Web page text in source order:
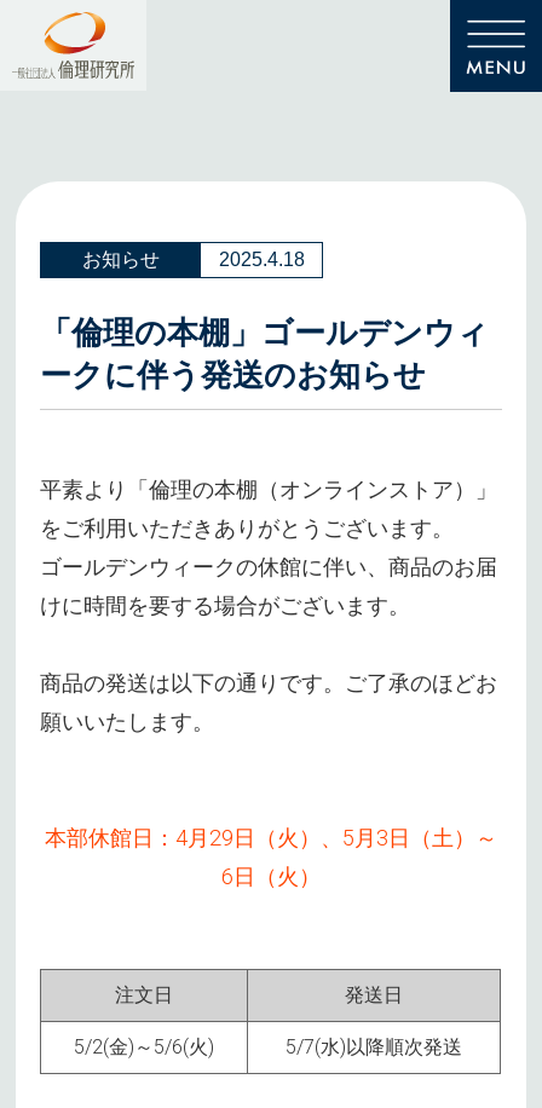
お知らせ 2025.4.18
「倫理の本棚」ゴールデンウィ
ークに伴う発送のお知らせ
平素より「倫理の本棚（オンラインストア）」
をご利用いただきありがとうございます。
ゴールデンウィークの休館に伴い、商品のお届
けに時間を要する場合がございます。
商品の発送は以下の通りです。ご了承のほどお
願いいたします。
本部休館日：4月29日（火）、5月3日（土）～
6日（火）
注文日 発送日
5/2(金)～5/6(火) 5/7(水)以降順次発送